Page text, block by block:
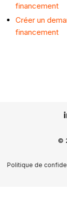
financement
Créer un
financement
©
Politique de